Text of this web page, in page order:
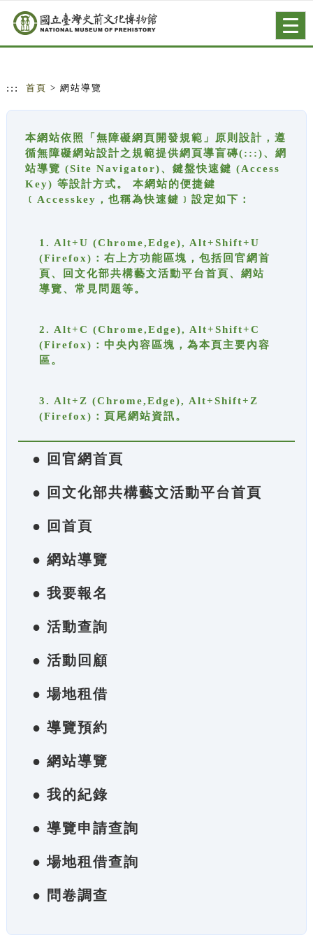
跳到主要內容
網站導覽
::: 首頁 > 網站導覽
本網站依照「無障礙網頁開發規範」原則設計，遵
循無障礙網站設計之規範提供網頁導盲磚(:::)、網
站導覽 (Site Navigator)、鍵盤快速鍵 (Access
Key) 等設計方式。 本網站的便捷鍵
﹝Accesskey，也稱為快速鍵﹞設定如下：
1. Alt+U (Chrome,Edge), Alt+Shift+U
(Firefox)：右上方功能區塊，包括回官網首
頁、回文化部共構藝文活動平台首頁、網站
導覽、常見問題等。
2. Alt+C (Chrome,Edge), Alt+Shift+C
(Firefox)：中央內容區塊，為本頁主要內容
區。
3. Alt+Z (Chrome,Edge), Alt+Shift+Z
(Firefox)：頁尾網站資訊。
● 回官網首頁
● 回文化部共構藝文活動平台首頁
● 回首頁
● 網站導覽
● 我要報名
● 活動查詢
● 活動回顧
● 場地租借
● 導覽預約
● 網站導覽
● 我的紀錄
● 導覽申請查詢
● 場地租借查詢
● 問卷調查